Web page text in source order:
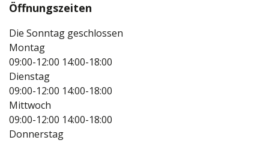
Öffnungszeiten
Die Sonntag geschlossen
Montag
09:00-12:00 14:00-18:00
Dienstag
09:00-12:00 14:00-18:00
Mittwoch
09:00-12:00 14:00-18:00
Donnerstag